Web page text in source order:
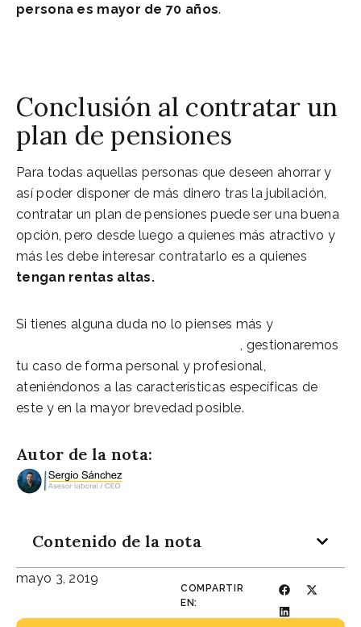
persona es mayor de 70 años.
Conclusión al contratar un
plan de pensiones
Para todas aquellas personas que deseen ahorrar y
así poder disponer de más dinero tras la jubilación,
contratar un plan de pensiones puede ser una buena
opción, pero desde luego a quienes más atractivo y
más les debe interesar contratarlo es a quienes
tengan rentas altas.
Si tienes alguna duda no lo pienses más y
con nuestro equipo de asesores, gestionaremos
tu caso de forma personal y profesional,
ateniéndonos a las características específicas de
este y en la mayor brevedad posible.
Autor de la nota:
Contenido de la nota
mayo 3, 2019
COMPARTIR
EN: